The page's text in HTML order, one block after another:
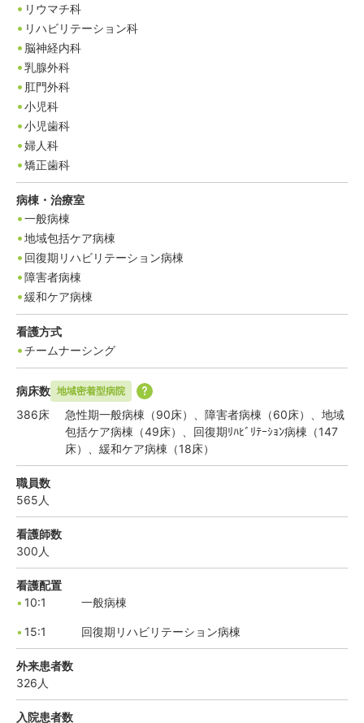
リウマチ科
リハビリテーション科
脳神経内科
乳腺外科
肛門外科
小児科
小児歯科
婦人科
矯正歯科
病棟・治療室
一般病棟
地域包括ケア病棟
回復期リハビリテーション病棟
障害者病棟
緩和ケア病棟
看護方式
チームナーシング
病床数 地域密着型病院
386床
急性期一般病棟（90床）、障害者病棟（60床）、地域
包括ケア病棟（49床）、回復期ﾘﾊﾋﾞﾘﾃｰｼｮﾝ病棟（147
床）、緩和ケア病棟（18床）
職員数
565 人
看護師数
300 人
看護配置
10:1
一般病棟
15:1 回復期リハビリテーション病棟
外来患者数
326 人
入院患者数